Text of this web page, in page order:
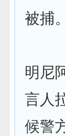
被捕。
明尼
言人
候警